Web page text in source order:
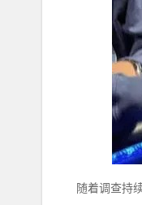
随着调查持